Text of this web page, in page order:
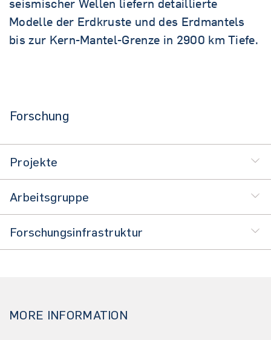
seismischer Wellen liefern detaillierte
Modelle der Erdkruste und des Erdmantels
bis zur Kern-Mantel-Grenze in 2900 km Tiefe.
Forschung
Projekte
Arbeitsgruppe
Forschungsinfrastruktur
MORE INFORMATION